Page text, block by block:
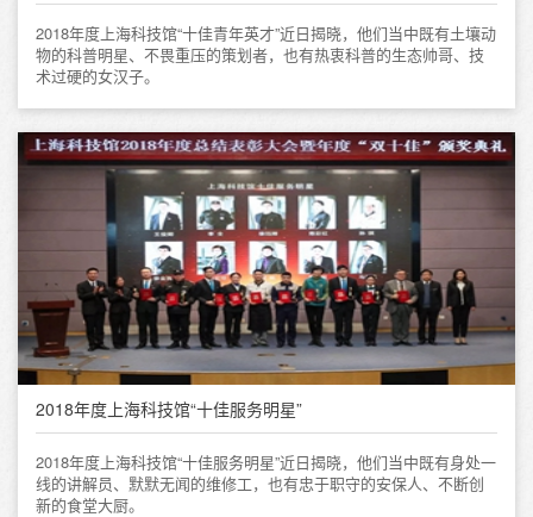
2018年度上海科技馆“十佳青年英才”近日揭晓，他们当中既有土壤动
物的科普明星、不畏重压的策划者，也有热衷科普的生态帅哥、技
术过硬的女汉子。
2018年度上海科技馆“十佳服务明星”
2018年度上海科技馆“十佳服务明星”近日揭晓，他们当中既有身处一
线的讲解员、默默无闻的维修工，也有忠于职守的安保人、不断创
新的食堂大厨。